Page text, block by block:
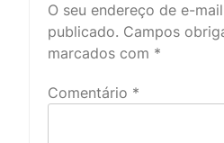
O seu endereço de e-
publicado. Campos
marcados com *
Comentário *